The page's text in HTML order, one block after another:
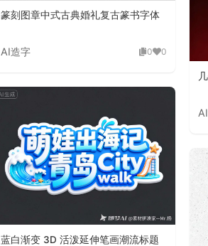
篆刻图章中式古典婚礼复古篆书字体
AI造字 0 0
蓝白渐变 3D 活泼延伸笔画潮流标题